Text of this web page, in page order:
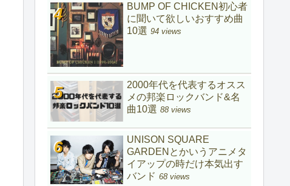
BUMP OF CHICKEN初心者
に聞いて欲しいおすすめ曲
10選 94 views
2000年代を代表するオスス
メの邦楽ロックバンド&名
曲10選 88 views
UNISON SQUARE
GARDENとかいうアニメタ
イアップの時だけ本気出す
バンド 68 views